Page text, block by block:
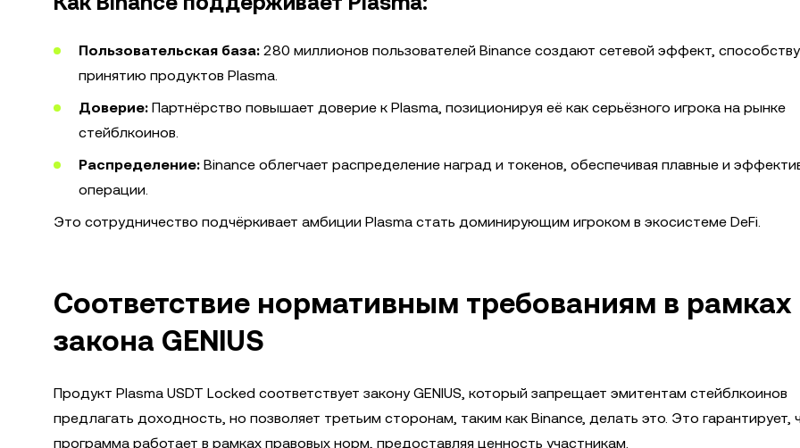
Пользовательская база: 280 миллионов пользователей Binance создают сетевой эффект,
принятию продуктов Plasma.
Доверие: Партнёрство повышает доверие к Plasma, позиционируя её как серьёзного игрока на рынке
стейблкоинов.
Распределение: Binance облегчает распределение наград и токенов, обеспечивая плавные и
операции.
Это сотрудничество подчёркивает амбиции Plasma стать доминирующим игроком в экосистеме DeFi.
Соответствие нормативным требованиям в рамках
закона GENIUS
Продукт Plasma USDT Locked соответствует закону GENIUS, который запрещает эмитентам стейблкоинов
предлагать доходность, но позволяет третьим сторонам, таким как Binance, делать это. Это гарантирует,
программа работает в рамках правовых норм, предоставляя ценность участникам.